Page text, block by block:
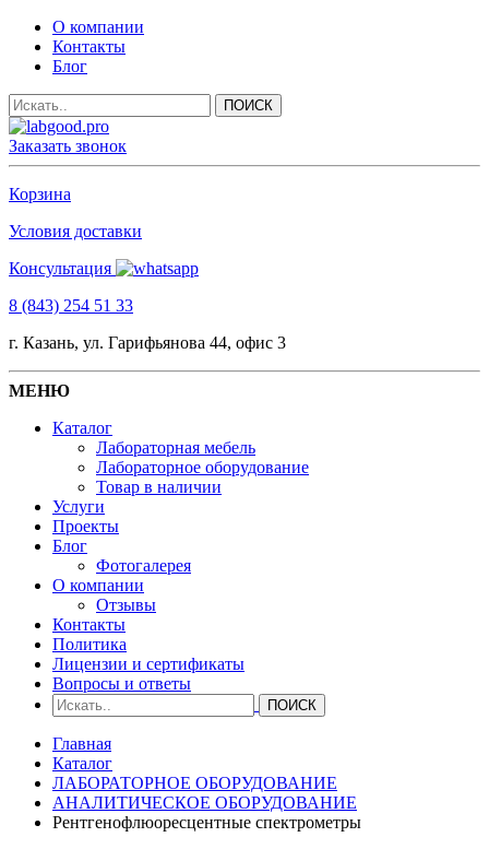
О компании
Контакты
Блог
Заказать звонок
Корзина
Условия доставки
Консультация
8 (843) 254 51 33
г. Казань, ул. Гарифьянова 44, офис 3
МЕНЮ
Каталог
Лабораторная мебель
Лабораторное оборудование
Товар в наличии
Услуги
Проекты
Блог
Фотогалерея
О компании
Отзывы
Контакты
Политика
Лицензии и сертификаты
Вопросы и ответы
Главная
Каталог
ЛАБОРАТОРНОЕ ОБОРУДОВАНИЕ
АНАЛИТИЧЕСКОЕ ОБОРУДОВАНИЕ
Рентгенофлюоресцентные спектрометры